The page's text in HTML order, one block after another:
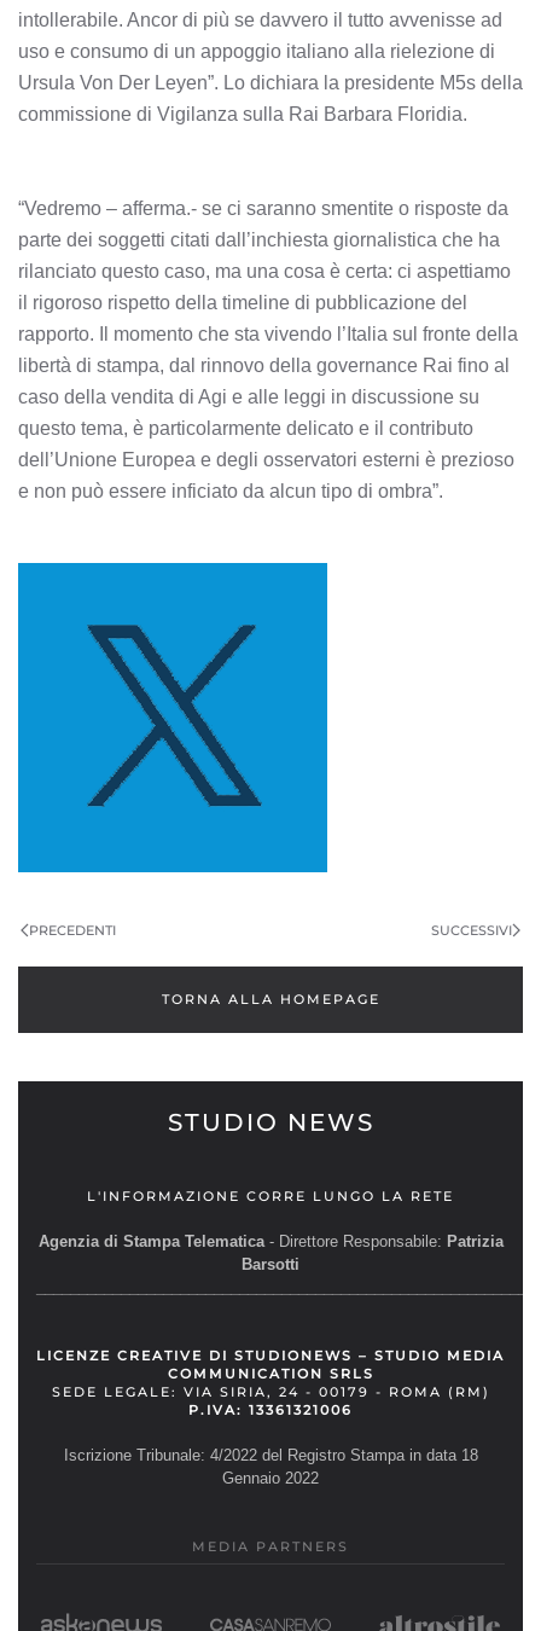
intollerabile. Ancor di più se davvero il tutto avvenisse ad
uso e consumo di un appoggio italiano alla rielezione di
Ursula Von Der Leyen”. Lo dichiara la presidente M5s della
commissione di Vigilanza sulla Rai Barbara Floridia.
“Vedremo – afferma.- se ci saranno smentite o risposte da
parte dei soggetti citati dall’inchiesta giornalistica che ha
rilanciato questo caso, ma una cosa è certa: ci aspettiamo
il rigoroso rispetto della timeline di pubblicazione del
rapporto. Il momento che sta vivendo l’Italia sul fronte della
libertà di stampa, dal rinnovo della governance Rai fino al
caso della vendita di Agi e alle leggi in discussione su
questo tema, è particolarmente delicato e il contributo
dell’Unione Europea e degli osservatori esterni è prezioso
e non può essere inficiato da alcun tipo di ombra”.
PRECEDENTI SUCCESSIVI
TORNA ALLA HOMEPAGE
STUDIO NEWS
L'INFORMAZIONE CORRE LUNGO LA RETE
Agenzia di Stampa Telematica- Direttore Responsabile: Patrizia
Barsotti
LICENZE CREATIVE DI STUDIONEWS – STUDIO MEDIA
COMMUNICATION SRLS
SEDE LEGALE: VIA SIRIA, 24 - 00179 - ROMA (RM)
P.IVA: 13361321006
Iscrizione Tribunale: 4/2022 del Registro Stampa in data 18
Gennaio 2022
MEDIA PARTNERS